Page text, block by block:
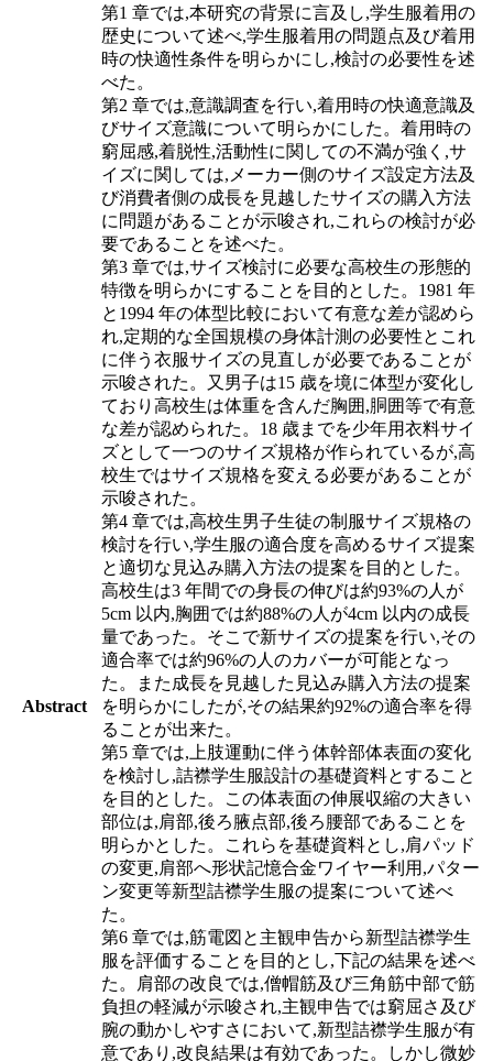
Abstract
第1 章では,本研究の背景に言及し,学生服着用の
歴史について述べ,学生服着用の問題点及び着用
時の快適性条件を明らかにし,検討の必要性を述
べた。
第2 章では,意識調査を行い,着用時の快適意識及
びサイズ意識について明らかにした。着用時の
窮屈感,着脱性,活動性に関しての不満が強く,サ
イズに関しては,メーカー側のサイズ設定方法及
び消費者側の成長を見越したサイズの購入方法
に問題があることが示唆され,これらの検討が必
要であることを述べた。
第3 章では,サイズ検討に必要な高校生の形態的
特徴を明らかにすることを目的とした。1981 年
と1994 年の体型比較において有意な差が認めら
れ,定期的な全国規模の身体計測の必要性とこれ
に伴う衣服サイズの見直しが必要であることが
示唆された。又男子は15 歳を境に体型が変化し
ており高校生は体重を含んだ胸囲,胴囲等で有意
な差が認められた。18 歳までを少年用衣料サイ
ズとして一つのサイズ規格が作られているが,高
校生ではサイズ規格を変える必要があることが
示唆された。
第4 章では,高校生男子生徒の制服サイズ規格の
検討を行い,学生服の適合度を高めるサイズ提案
と適切な見込み購入方法の提案を目的とした。
高校生は3 年間での身長の伸びは約93%の人が
5cm 以内,胸囲では約88%の人が4cm 以内の成長
量であった。そこで新サイズの提案を行い,その
適合率では約96%の人のカバーが可能となっ
た。また成長を見越した見込み購入方法の提案
を明らかにしたが,その結果約92%の適合率を得
ることが出来た。
第5 章では,上肢運動に伴う体幹部体表面の変化
を検討し,詰襟学生服設計の基礎資料とすること
を目的とした。この体表面の伸展収縮の大きい
部位は,肩部,後ろ腋点部,後ろ腰部であることを
明らかとした。これらを基礎資料とし,肩パッド
の変更,肩部へ形状記憶合金ワイヤー利用,パター
ン変更等新型詰襟学生服の提案について述べ
た。
第6 章では,筋電図と主観申告から新型詰襟学生
服を評価することを目的とし,下記の結果を述べ
た。肩部の改良では,僧帽筋及び三角筋中部で筋
負担の軽減が示唆され,主観申告では窮屈さ及び
腕の動かしやすさにおいて,新型詰襟学生服が有
意であり,改良結果は有効であった。しかし微妙